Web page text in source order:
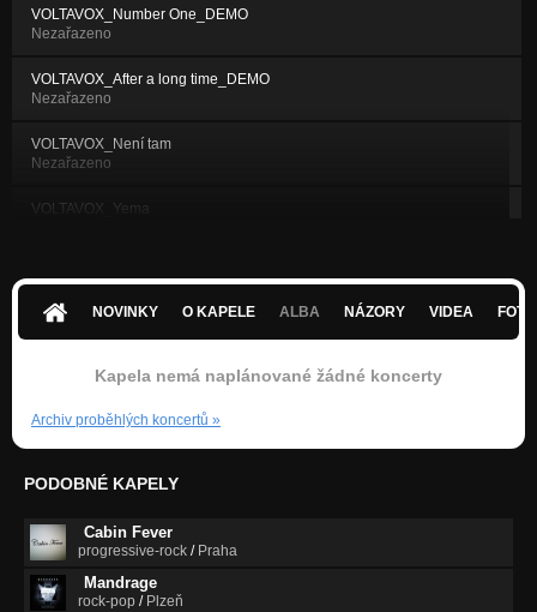
VOLTAVOX_Number One_DEMO
Nezařazeno
VOLTAVOX_After a long time_DEMO
Nezařazeno
VOLTAVOX_Není tam
Nezařazeno
VOLTAVOX_Yema
VOLTAVOX_Lítám kolem Tvých čar
Nezařazeno
NOVINKY O KAPELE ALBA NÁZORY VIDEA
Kapela nemá naplánované žádné koncerty
Archiv proběhlých koncertů »
PODOBNÉ KAPELY
Cabin Fever
progressive-rock / Praha
Mandrage
rock-pop / Plzeň